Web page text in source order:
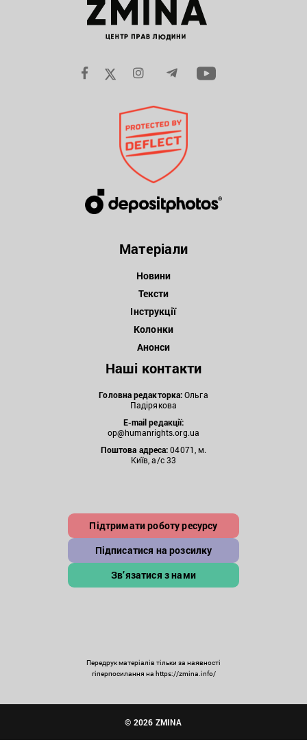
Матеріали
Новини
Тексти
Інструкції
Колонки
Анонси
Наші контакти
Головна редакторка:Ольга
Падірякова
E-mail редакції:
op@humanrights.org.ua
Поштова адреса:04071, м.
Київ, а/с 33
Підтримати роботу ресурсу
Підписатися на розсилку
Зв’язатися з нами
Передрук матеріалів тільки за наявності
гіперпосилання на https://zmina.info/
© 2026 ZMINA